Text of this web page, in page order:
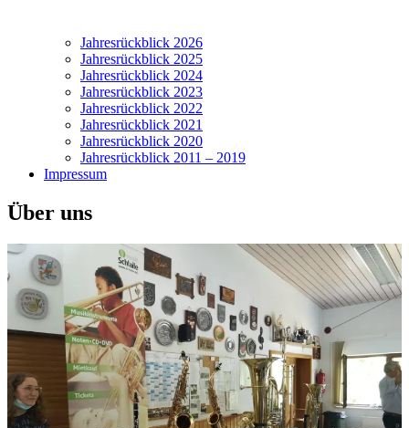
Jahresrückblick 2026
Jahresrückblick 2025
Jahresrückblick 2024
Jahresrückblick 2023
Jahresrückblick 2022
Jahresrückblick 2021
Jahresrückblick 2020
Jahresrückblick 2011 – 2019
Impressum
Über uns